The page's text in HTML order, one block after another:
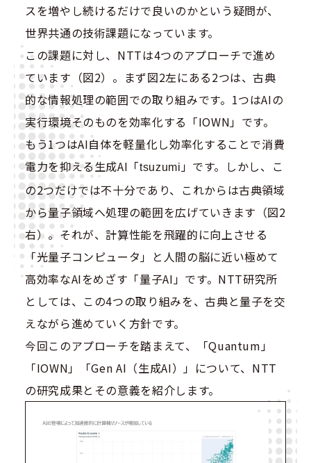
スを増やし続けるだけで良いのかという疑問が、
世界共通の技術課題になっています。
この課題に対し、NTTは4つのアプローチで進め
ています（図2）。まず図2左にある2つは、古典
的な情報処理の範囲での取り組みです。1つはAIの
実行環境そのものを効率化する「IOWN」です。
もう1つはAI自体を軽量化し効率化することで消費
電力を抑える生成AI「tsuzumi 」です。しかし、こ
の2つだけでは不十分であり、これからは古典領域
から量子領域へ処理の範囲を広げていきます（図2
右）。それが、計算性能を飛躍的に向上させる
「光量子コンピュータ」と人間の脳に近い極めて
高効率なAIをめざす「量子AI」です。NTT研究所
としては、この4つの取り組みを、古典と量子を交
えながら進めていく方針です。
今回このアプローチを踏まえて、「Quantum」
「IOWN」「Gen AI（生成AI）」について、NTT
の研究成果とその意義を紹介します。